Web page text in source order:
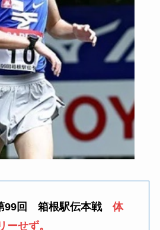
回 箱根駅伝本戦
体
ーせず。